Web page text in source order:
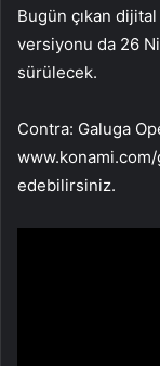
Bugün çıkan
versiyonu da 26
sürülecek.
Contra: Galuga
edebilirsiniz.